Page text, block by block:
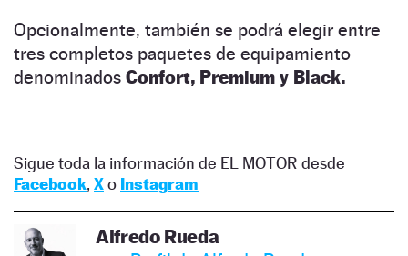
Opcionalmente, también se podrá elegir entre
tres completos paquetes de equipamiento
denominados Confort, Premium y Black.
Sigue toda la información de EL MOTOR desde
Facebook, Xo Instagram
Alfredo Rueda